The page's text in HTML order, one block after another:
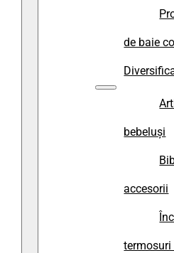
de baie
bebeluși
accesorii
termosuri